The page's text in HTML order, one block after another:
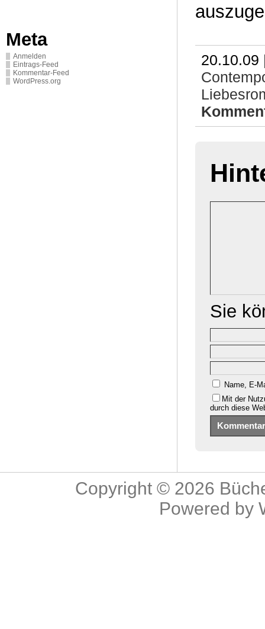
Meta
Anmelden
Eintrags-Feed
Kommentar-Feed
WordPress.org
Sie
Name, E-
Mit der
durch diese
Copyright © 2026
Powered by